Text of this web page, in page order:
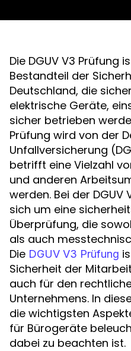
Die DGUV V3 Prüfung
Bestandteil der
Deutschland, die
elektrische Geräte,
sicher betrieben
Prüfung wird von der
Unfallversicherung
betrifft eine Vielzahl
und anderen
werden. Bei der DGUV
sich um eine
Überprüfung, die
als auch
Die DGUV V3 Prüfung
Sicherheit der
auch für den
Unternehmens. In
die wichtigsten
für Bürogeräte
dabei zu beachten ist.